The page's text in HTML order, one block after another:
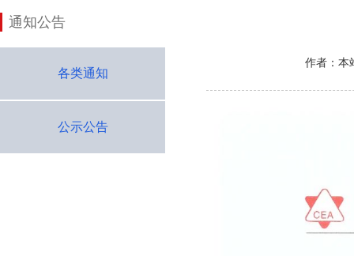
通知公告
各类通知
公示公告
作者：本